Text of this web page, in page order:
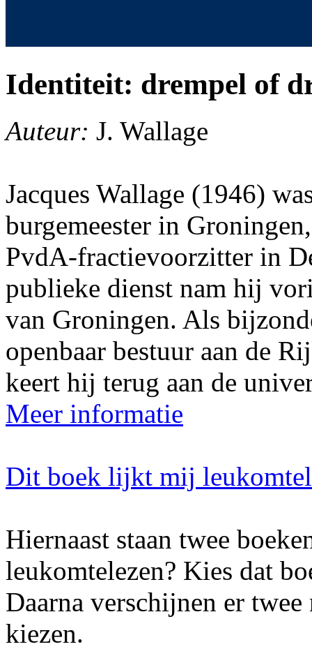
Identiteit: drempel of
Auteur: J. Wallage
Jacques Wallage (1946)
burgemeester in
PvdA-fractievoorzitter in
publieke dienst nam hij
van Groningen. Als
openbaar bestuur aan de
keert hij terug aan de
Meer informatie
Dit boek lijkt mij
Hiernaast staan twee
leukomtelezen? Kies dat
Daarna verschijnen er
kiezen.